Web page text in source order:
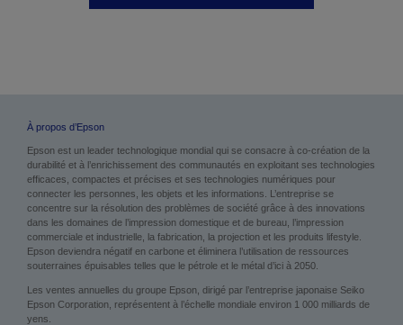
À propos d’Epson
Epson est un leader technologique mondial qui se consacre à co-création de la
durabilité et à l’enrichissement des communautés en exploitant ses technologies
efficaces, compactes et précises et ses technologies numériques pour
connecter les personnes, les objets et les informations. L’entreprise se
concentre sur la résolution des problèmes de société grâce à des innovations
dans les domaines de l’impression domestique et de bureau, l’impression
commerciale et industrielle, la fabrication, la projection et les produits lifestyle.
Epson deviendra négatif en carbone et éliminera l’utilisation de ressources
souterraines épuisables telles que le pétrole et le métal d’ici à 2050.
Les ventes annuelles du groupe Epson, dirigé par l’entreprise japonaise Seiko
Epson Corporation, représentent à l’échelle mondiale environ 1 000 milliards de
yens.